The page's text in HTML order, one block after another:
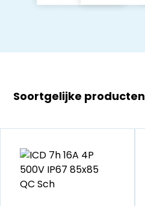
Soortgelijke producten